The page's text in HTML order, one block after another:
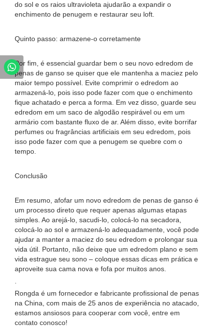
do sol e os raios ultravioleta ajudarão a expandir o
enchimento de penugem e restaurar seu loft.
Quinto passo: armazene-o corretamente
Por fim, é essencial guardar bem o seu novo edredom de
penas de ganso se quiser que ele mantenha a maciez pelo
maior tempo possível. Evite comprimir o edredom ao
armazená-lo, pois isso pode fazer com que o enchimento
fique achatado e perca a forma. Em vez disso, guarde seu
edredom em um saco de algodão respirável ou em um
armário com bastante fluxo de ar. Além disso, evite borrifar
perfumes ou fragrâncias artificiais em seu edredom, pois
isso pode fazer com que a penugem se quebre com o
tempo.
Conclusão
Em resumo, afofar um novo edredom de penas de ganso é
um processo direto que requer apenas algumas etapas
simples. Ao arejá-lo, sacudi-lo, colocá-lo na secadora,
colocá-lo ao sol e armazená-lo adequadamente, você pode
ajudar a manter a maciez do seu edredom e prolongar sua
vida útil. Portanto, não deixe que um edredom plano e sem
vida estrague seu sono – coloque essas dicas em prática e
aproveite sua cama nova e fofa por muitos anos.
Rongda é um fornecedor e fabricante profissional de penas
na China, com mais de 25 anos de experiência no atacado,
estamos ansiosos para cooperar com você, entre em
contato conosco!